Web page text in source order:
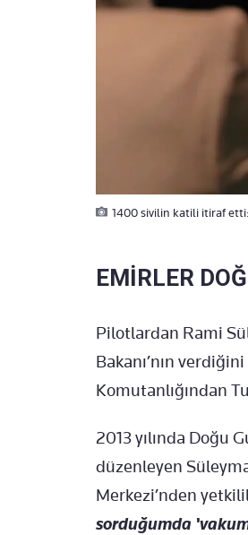
1400 sivilin katili itiraf
EMİRLER
Pilotlardan Rami
Bakanı’nın
Komutanlığından
2013 yılında Doğu
düzenleyen
Merkezi’nden
sorduğumda